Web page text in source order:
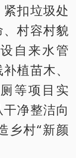
扣垃圾处
村容村貌
自来水管
植苗木、
等项目实
净整洁向
乡村“新颜